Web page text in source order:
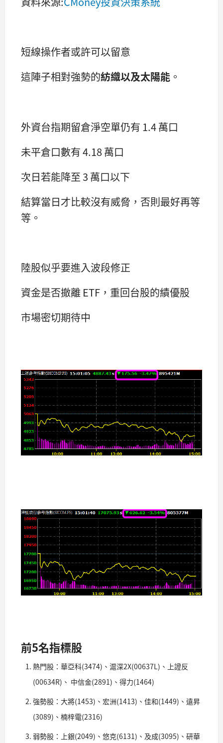
短線操作者或許可以留意
這陣子相對強勢的紡織以及太陽能 。
外資台指期留倉淨空單仍有 1.4 萬口
未平倉口數有 4.18 萬口
次日若能降至 3 萬口以下
結算當日才比較沒有威脅，否則最好再等
等。
陸股似乎要進入波段修正
資金是否撤離 ETF，重回台股的績優股
市場密切期待中
前5名指標股
熱門股：華亞科(3474)、滬深2X(00637L)、上證反
(00634R)、 中信金(2891)、得力(1464)
強勢股：大將(1453)、宏洲(1413)、佳和(1449)、遠昇
(3089)、楠梓電(2316)
弱勢股：上銀(2049)、悠克(6131)、及成(3095)、研華